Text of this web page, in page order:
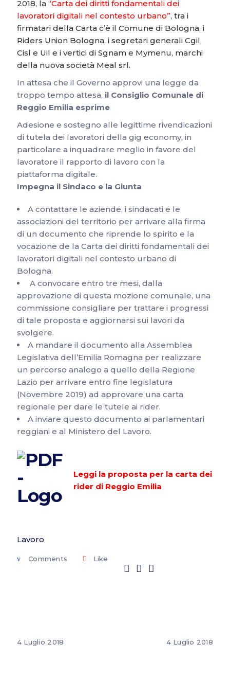
2018, la “Carta dei diritti fondamentali dei
lavoratori digitali nel contesto urbano”, tra i
firmatari della Carta c’è il Comune di Bologna, i
Riders Union Bologna, i segretari generali Cgil,
Cisl e Uil e i vertici di Sgnam e Mymenu, marchi
della nuova società Meal srl.
In attesa che il Governo approvi una legge da
troppo tempo attesa, il Consiglio Comunale di
Reggio Emilia esprime
Adesione e sostegno alle legittime rivendicazioni
di tutela dei lavoratori della gig economy, in
particolare a inquadrare meglio in favore del
lavoratore il rapporto di lavoro con la
piattaforma digitale.
Impegna il Sindaco e la Giunta
A contattare le aziende, i sindacati e le
associazioni del territorio per arrivare alla firma
di un documento che riprende lo spirito e la
vocazione de la Carta dei diritti fondamentali dei
lavoratori digitali nel contesto urbano di
Bologna.
A convocare entro tre mesi, dalla
approvazione di questa mozione comunale, una
commissione consigliare per trattare i progressi
di tale proposta e aggiornarsi sui lavori da
svolgere.
A mandare il documento alla Assemblea
Legislativa dell’Emilia Romagna per realizzare
un percorso analogo a quello della Regione
Lazio per arrivare entro fine legislatura
(Novembre 2019) ad approvare una carta
regionale per dare le tutele ai rider.
A inviare questo documento ai parlamentari
reggiani e al Ministero del Lavoro.
Leggi la proposta per la carta dei
rider di Reggio Emilia
Lavoro
Comments Like
4 Luglio 2018 4 Luglio 2018